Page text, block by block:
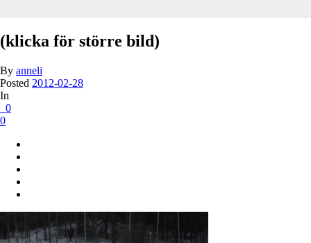
(klicka för större bild)
By anneli
Posted 2012-02-28
In
0
0